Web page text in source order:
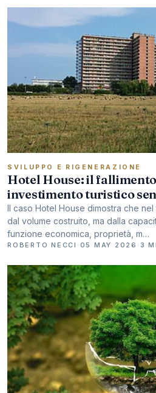
SVILUPPO E RIGENERAZIONE
Hotel House: il
investimento turistico
Il caso Hotel House dimostra che
dal volume costruito, ma dalla
funzione economica, proprietà, m…
ROBERTO NECCI · 05 MAY 2026 · 3